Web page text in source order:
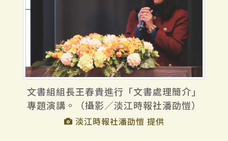
文書組組長王春貴進行「文書處理簡介」
專題演講。（攝影／淡江時報社潘劭愷）
淡江時報社潘劭愷 提供